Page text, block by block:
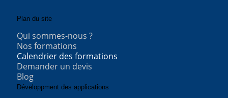
Plan du site
Qui sommes-nous ?
Nos formations
Calendrier des formations
Demander un devis
Blog
Développment des applications